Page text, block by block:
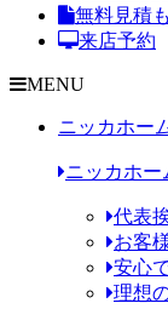
無料見積
来店予約
MENU
ニッカホー
ニッカホー
代表
お客
安心
理想